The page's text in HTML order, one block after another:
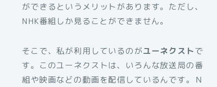
ができるというメリットがあります。ただし、
NHK番組しか見ることができません。
そこで、私が利用しているのがユーネクストで
す。このユーネクストは、いろんな放送局の番
組や映画などの動画を配信しているんです。Ｎ